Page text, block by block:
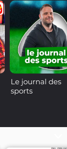
Le journal des
sports